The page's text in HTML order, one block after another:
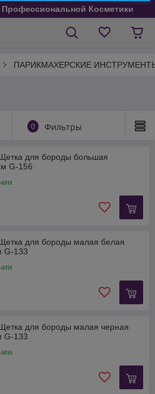
Профессиональной Косметики
ПАРИКМАХЕРСКИЕ
0 Фильтры
для бороды большая
G-156
для бороды малая белая
G-133
для бороды малая черная
G-133